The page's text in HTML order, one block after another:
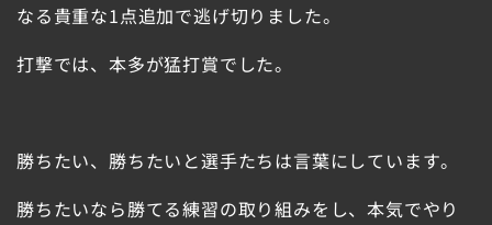
なる貴重な1点追加で逃げ切りました。
打撃では、本多が猛打賞でした。
勝ちたい、勝ちたいと選手たちは言葉にしています。
勝ちたいなら勝てる練習の取り組みをし、本気でやり